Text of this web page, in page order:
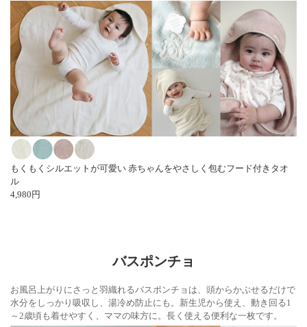
もくもくシルエットが可愛い 赤ちゃんをやさしく包むフード付きタオ
ル
4,980円
バスポンチョ
お風呂上がりにさっと羽織れるバスポンチョは、頭からかぶせるだけで
水分をしっかり吸収し、湯冷め防止にも。新生児から使え、動き回る1
～2歳頃も着せやすく、ママの味方に。長く使える便利な一枚です。